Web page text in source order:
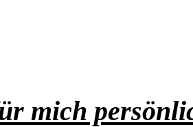
mich